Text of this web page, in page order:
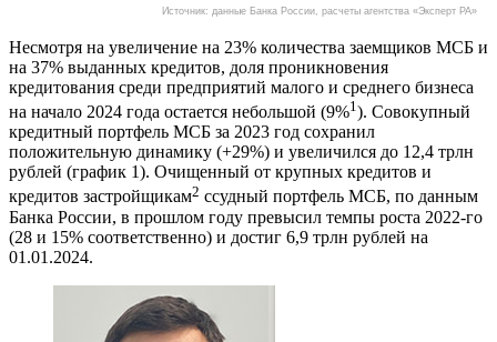
Источник: данные Банка России, расчеты агентства «Эксперт РА»
Несмотря на увеличение на 23% количества заемщиков МСБ и
на 37% выданных кредитов, доля проникновения
кредитования среди предприятий малого и среднего бизнеса
на начало 2024 года остается небольшой (9%1 ). Совокупный
кредитный портфель МСБ за 2023 год сохранил
положительную динамику (+29%) и увеличился до 12,4 трлн
рублей (график 1). Очищенный от крупных кредитов и
кредитов застройщикам2 ссудный портфель МСБ, по данным
Банка России, в прошлом году превысил темпы роста 2022-го
(28 и 15% соответственно) и достиг 6,9 трлн рублей на
01.01.2024.